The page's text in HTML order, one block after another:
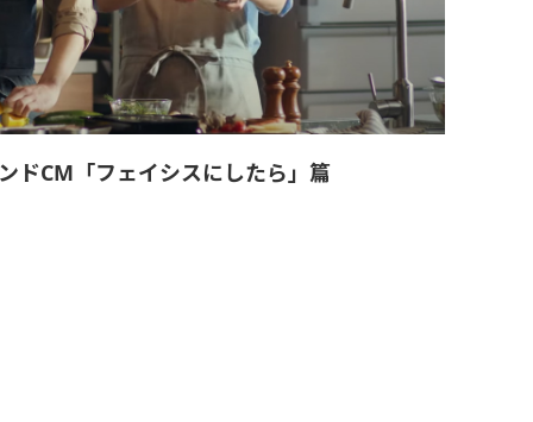
ドCM「フェイシスにしたら」篇